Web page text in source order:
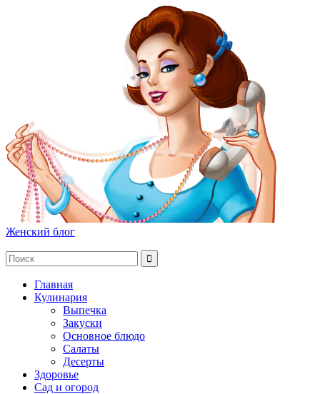
Женский блог
Главная
Кулинария
Выпечка
Закуски
Основное блюдо
Салаты
Десерты
Здоровье
Сад и огород